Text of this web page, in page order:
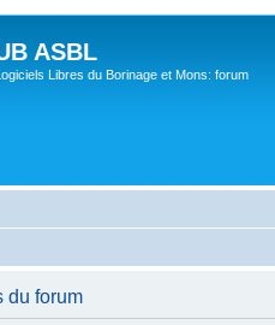
ASBL
Libres du Borinage et Mons: forum
du forum